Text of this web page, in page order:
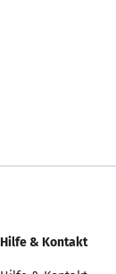
Hilfe & Kontakt